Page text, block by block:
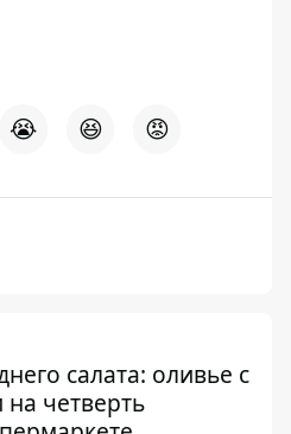
😭 😆 😡
салата: оливье с
четверть